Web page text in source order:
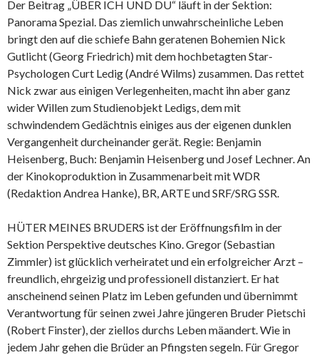
Der Beitrag „ÜBER ICH UND DU“ läuft in der Sektion:
Panorama Spezial. Das ziemlich unwahrscheinliche Leben
bringt den auf die schiefe Bahn geratenen Bohemien Nick
Gutlicht (Georg Friedrich) mit dem hochbetagten Star-
Psychologen Curt Ledig (André Wilms) zusammen. Das rettet
Nick zwar aus einigen Verlegenheiten, macht ihn aber ganz
wider Willen zum Studienobjekt Ledigs, dem mit
schwindendem Gedächtnis einiges aus der eigenen dunklen
Vergangenheit durcheinander gerät. Regie: Benjamin
Heisenberg, Buch: Benjamin Heisenberg und Josef Lechner. An
der Kinokoproduktion in Zusammenarbeit mit WDR
(Redaktion Andrea Hanke), BR, ARTE und SRF/SRG SSR.
HÜTER MEINES BRUDERS ist der Eröffnungsfilm in der
Sektion Perspektive deutsches Kino. Gregor (Sebastian
Zimmler) ist glücklich verheiratet und ein erfolgreicher Arzt –
freundlich, ehrgeizig und professionell distanziert. Er hat
anscheinend seinen Platz im Leben gefunden und übernimmt
Verantwortung für seinen zwei Jahre jüngeren Bruder Pietschi
(Robert Finster), der ziellos durchs Leben mäandert. Wie in
jedem Jahr gehen die Brüder an Pfingsten segeln. Für Gregor